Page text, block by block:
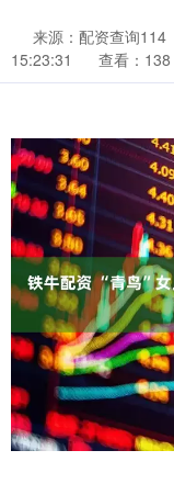
来源：配资查询114
15:23:31
查看：138